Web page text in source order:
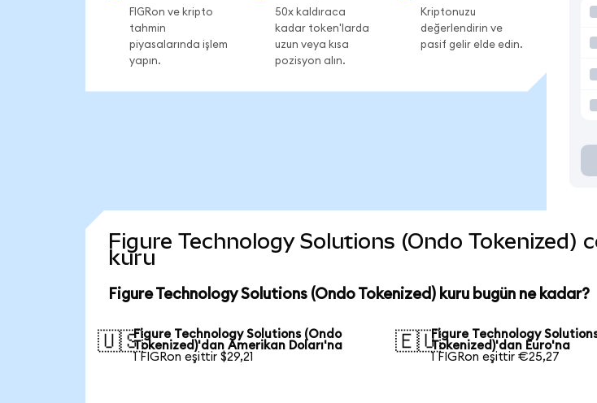
FIGRon ve kripto
tahmin
piyasalarında işlem
yapın.
50x kaldıraca
kadar token'larda
uzun veya kısa
pozisyon alın.
Kriptonuzu
değerlendirin ve
pasif gelir elde edin.
Figure Technology Solutions (Ondo Tokenized)
kuru
Figure Technology Solutions (Ondo Tokenized) kuru bugün ne kadar?
🇺🇸Figure Technology Solutions (Ondo
Tokenized)'dan Amerikan Doları'na
1 FIGRon eşittir $29,21
🇪🇺Figure Technology
Tokenized)'dan Euro'na
1 FIGRon eşittir €25,27